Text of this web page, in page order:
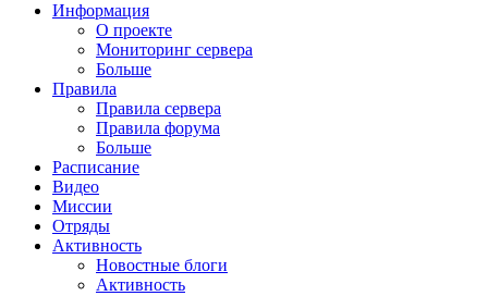
Информация
О проекте
Мониторинг сервера
Больше
Правила
Правила сервера
Правила форума
Больше
Расписание
Видео
Миссии
Отряды
Активность
Новостные блоги
Активность